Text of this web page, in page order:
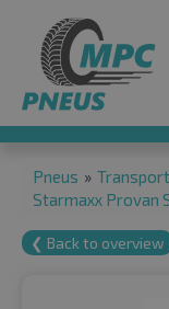
Pneus »
Starmaxx Provan
❮ Back to overview